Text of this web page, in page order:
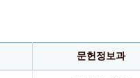
문헌정보과